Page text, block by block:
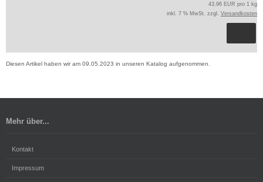
43,96 EUR pro 1 kg
inkl. 7 % MwSt. zzgl. Versandkosten
Diesen Artikel haben wir am 09.05.2023 in unseren Katalog aufgenommen.
Mehr über...
Kontakt
Impressum